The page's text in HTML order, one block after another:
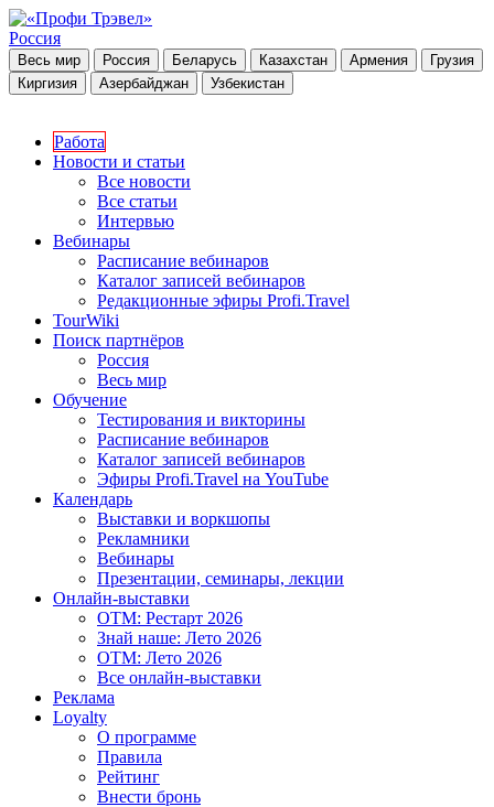
Россия
Весь мир Россия Беларусь Казахстан Армения
Грузия
Киргизия
Азербайджан Узбекистан
Работа
Новости и статьи
Все новости
Все статьи
Интервью
Вебинары
Расписание вебинаров
Каталог записей вебинаров
Редакционные эфиры Profi.Travel
TourWiki
Поиск партнёров
Россия
Весь мир
Обучение
Тестирования и викторины
Расписание вебинаров
Каталог записей вебинаров
Эфиры Profi.Travel на YouTube
Календарь
Выставки и воркшопы
Рекламники
Вебинары
Презентации, семинары, лекции
Онлайн-выставки
OTM: Рестарт 2026
Знай наше: Лето 2026
OTM: Лето 2026
Все онлайн-выставки
Реклама
Loyalty
О программе
Правила
Рейтинг
Внести бронь